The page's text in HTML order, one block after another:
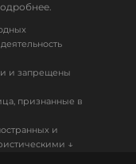
и запрещены
признанные в
и
↓